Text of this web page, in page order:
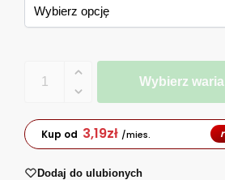
Wybierz
Kup od 3,19zł /mies.
Dodaj do ulubionych